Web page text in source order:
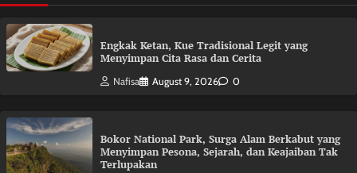
Engkak Ketan, Kue Tradisional Legit yang
Menyimpan Cita Rasa dan Cerita
Nafisa August 9, 2026 0
Bokor National Park, Surga Alam Berkabut yang
Menyimpan Pesona, Sejarah, dan Keajaiban Tak
Terlupakan